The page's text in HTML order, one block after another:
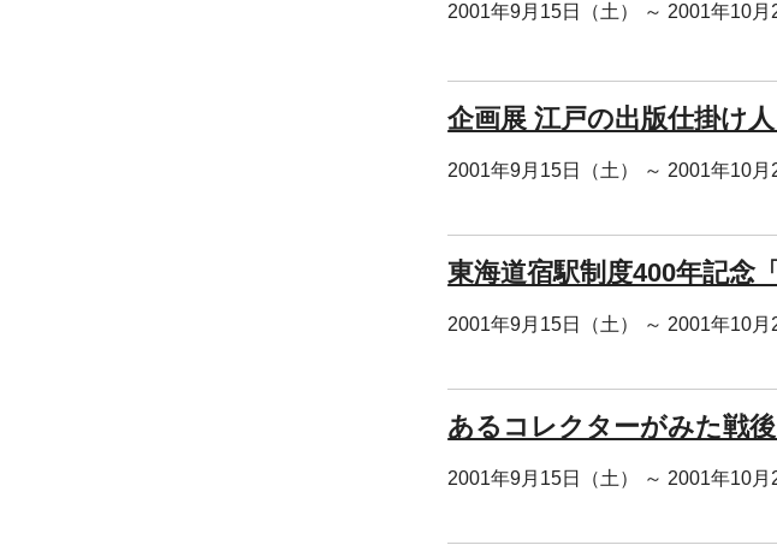
2001年9月15日（土） ～ 2001年10月
企画展 江戸の出版仕掛け
2001年9月15日（土） ～ 2001年10月
東海道宿駅制度400年記念
2001年9月15日（土） ～ 2001年10月
あるコレクターがみた戦
2001年9月15日（土） ～ 2001年10月